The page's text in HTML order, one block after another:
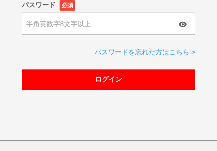
パスワード 必須
パスワードを忘れた方はこちら >
ログイン